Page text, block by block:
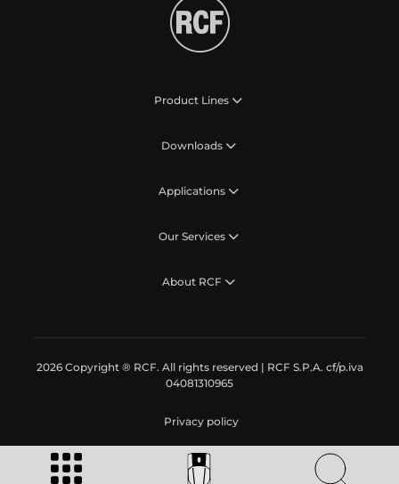
Product Lines
Downloads
Applications
Our Services
About RCF
2026 Copyright ® RCF. All rights reserved | RCF S.P.A. cf/p.iva
04081310965
Privacy policy